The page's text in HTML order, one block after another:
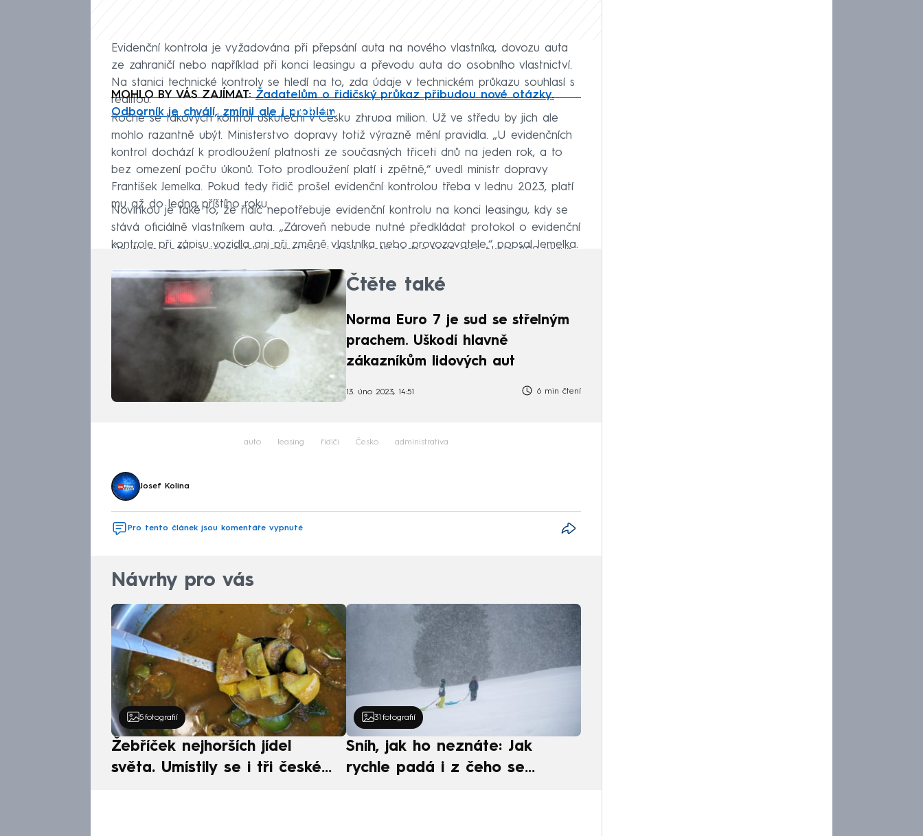
Evidenční kontrola je vyžadována při přepsání auta na nového vlastníka, dovozu auta
ze zahraničí nebo například při konci leasingu a převodu auta do osobního vlastnictví.
Na stanici technické kontroly se hledí na to, zda údaje v technickém průkazu souhlasí s
realitou.
Failed to fetch
MOHLO BY VÁS ZAJÍMAT:Žadatelům o řidičský průkaz přibudou nové otázky.
Odborník je chválí, zmínil ale i problém
Ročně se takových kontrol uskuteční v Česku zhruba milion. Už ve středu by jich ale
mohlo razantně ubýt. Ministerstvo dopravy totiž výrazně mění pravidla. „U evidenčních
kontrol dochází k prodloužení platnosti ze současných třiceti dnů na jeden rok, a to
bez omezení počtu úkonů. Toto prodloužení platí i zpětně,“ uvedl ministr dopravy
František Jemelka. Pokud tedy řidič prošel evidenční kontrolou třeba v lednu 2023, platí
mu až do ledna příštího roku.
Novinkou je také to, že řidič nepotřebuje evidenční kontrolu na konci leasingu, kdy se
stává oficiálně vlastníkem auta. „Zároveň nebude nutné předkládat protokol o evidenční
kontrole při zápisu vozidla ani při změně vlastníka nebo provozovatele,“ popsal Jemelka.
Úbytkem počtu evidenčních kontrol lidé i dost ušetří. Jedna totiž stojí okolo 800 korun.
Čtěte také
Norma Euro 7 je sud se střelným
prachem. Uškodí hlavně
zákazníkům lidových aut
13. úno 2023, 14:51 6 min čtení
auto leasing řidiči Česko administrativa
Josef Kolina
Pro tento článek jsou komentáře vypnuté
Návrhy pro vás
5 fotografií
Žebříček nejhorších jídel
světa. Umístily se i tři české
31 fotografií
Sníh, jak ho neznáte: Jak
rychle padá i z čeho se